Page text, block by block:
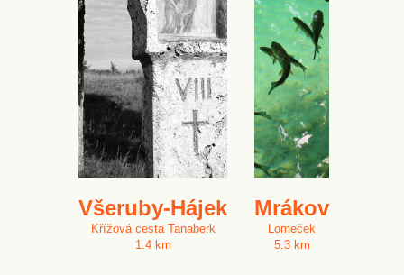
Všeruby-Hájek
Křížová cesta Tanaberk
1.4 km
Mrákov
Lomeček
5.3 km